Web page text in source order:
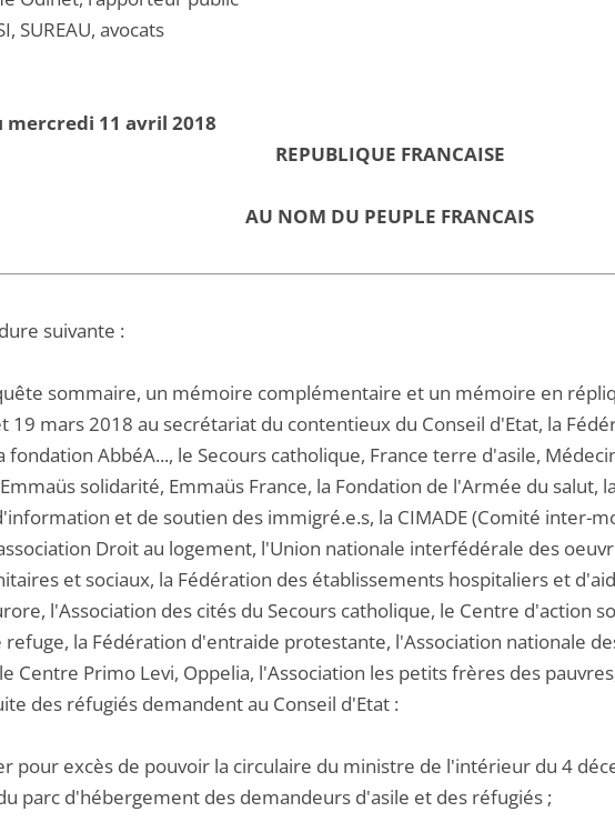
SUREAU, avocats
mercredi 11 avril 2018
REPUBLIQUE FRANCAISE
AU NOM DU PEUPLE FRANCAIS
suivante :
sommaire, un mémoire complémentaire et un mémoire en
19 mars 2018 au secrétariat du contentieux du Conseil d'Etat, la
fondation AbbéA..., le Secours catholique, France terre d'asile,
solidarité, Emmaüs France, la Fondation de l'Armée du salut,
et de soutien des immigré.e.s, la CIMADE (Comité inter-
Droit au logement, l'Union nationale interfédérale des
et sociaux, la Fédération des établissements hospitaliers et
l'Association des cités du Secours catholique, le Centre d'action
refuge, la Fédération d'entraide protestante, l'Association nationale
Centre Primo Levi, Oppelia, l'Association les petits frères des
des réfugiés demandent au Conseil d'Etat :
pour excès de pouvoir la circulaire du ministre de l'intérieur du 4
parc d'hébergement des demandeurs d'asile et des réfugiés ;